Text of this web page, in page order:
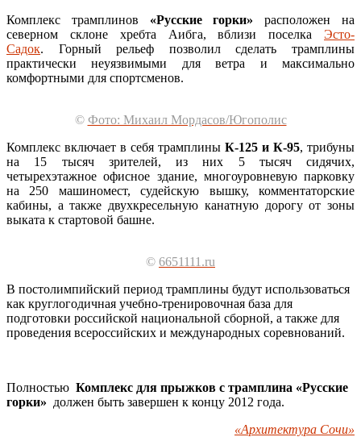
Комплекс трамплинов «Русские горки» расположен на
северном склоне хребта Аибга, вблизи поселка Эсто-
Садок. Горный рельеф позволил сделать трамплины
практически неуязвимыми для ветра и максимально
комфортными для спортсменов.
© Фото: Михаил Мордасов/Югополис
Комплекс включает в себя трамплины К-125 и К-95, трибуны
на 15 тысяч зрителей, из них 5 тысяч сидячих,
четырехэтажное офисное здание, многоуровневую парковку
на 250 машиномест, судейскую вышку, комментаторские
кабины, а также двухкресельную канатную дорогу от зоны
выката к стартовой башне.
© 6651111.ru
В постолимпийский период трамплины будут использоваться
как круглогодичная учебно-тренировочная база для
подготовки российской национальной сборной, а также для
проведения всероссийских и международных соревнований.
Полностью Комплекс для прыжков с трамплина «Русские
горки» должен быть завершен к концу 2012 года.
«Архитектура Сочи»